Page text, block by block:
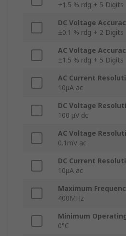
±1.5 % rdg + 5 Digits
DC Voltage
±0.1 % rdg + 2 Digits
AC Voltage
±1.5 % rdg + 5 Digits
AC Current
10μA ac
DC Voltage
100 μV dc
AC Voltage
0.1mV ac
DC Current
10μA ac
Maximum
400MHz
Minimum
0°C